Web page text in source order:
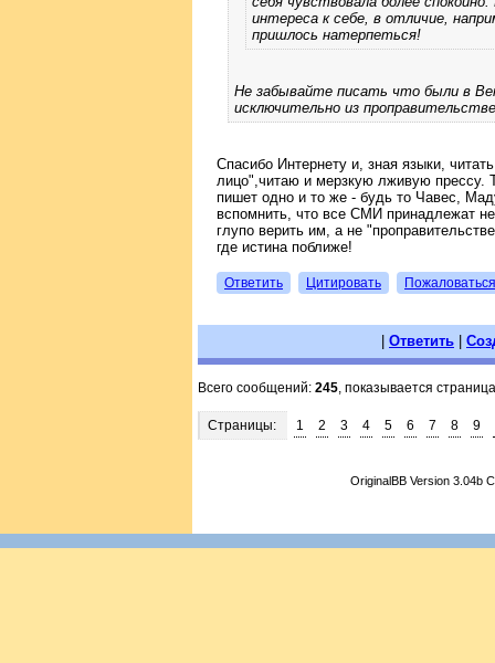
интереса к себе, в отличие,
пришлось натерпеться!
Не забывайте писать что были в
исключительно из
Спасибо Интернету и, зная языки,
лицо",читаю и мерзкую лживую прессу.
пишет одно и то же - будь то Чавес,
вспомнить, что все СМИ принадлежат
глупо верить им, а не
где истина поближе!
Ответить Цитировать Пожаловаться
Ответить
Всего сообщений: 245, показывается
Страницы: 1 2 3 4 5 6 7 8 9
OriginalBB Version 3.04b